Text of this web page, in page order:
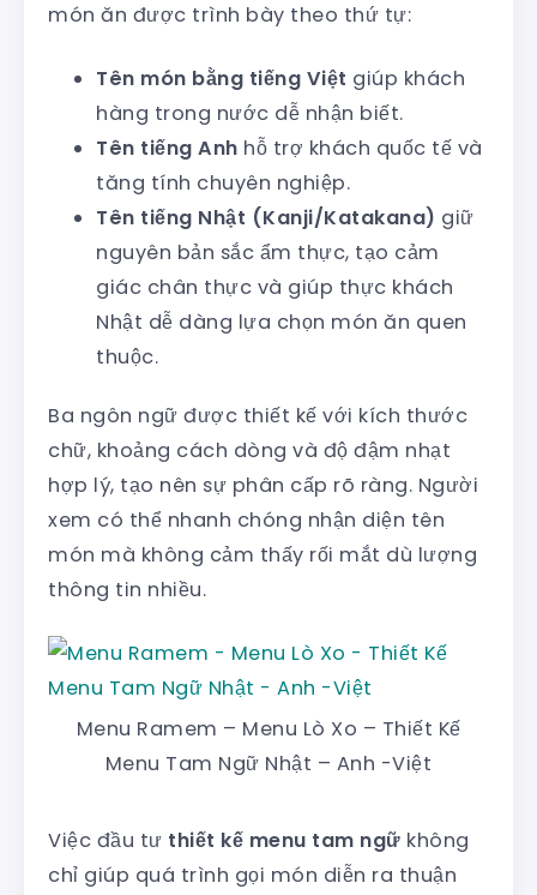
món ăn được trình bày theo thứ tự:
Tên món bằng tiếng Việt giúp khách
hàng trong nước dễ nhận biết.
Tên tiếng Anh hỗ trợ khách quốc tế và
tăng tính chuyên nghiệp.
Tên tiếng Nhật (Kanji/Katakana) giữ
nguyên bản sắc ẩm thực, tạo cảm
giác chân thực và giúp thực khách
Nhật dễ dàng lựa chọn món ăn quen
thuộc.
Ba ngôn ngữ được thiết kế với kích thước
chữ, khoảng cách dòng và độ đậm nhạt
hợp lý, tạo nên sự phân cấp rõ ràng. Người
xem có thể nhanh chóng nhận diện tên
món mà không cảm thấy rối mắt dù lượng
thông tin nhiều.
Menu Ramem – Menu Lò Xo – Thiết Kế
Menu Tam Ngữ Nhật – Anh -Việt
Việc đầu tư thiết kế menu tam ngữ không
chỉ giúp quá trình gọi món diễn ra thuận